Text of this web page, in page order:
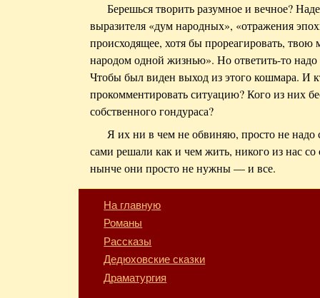
Берешься творить разумное и вечное?
выразителя «дум народных», «отражения
происходящее, хотя бы прореагировать,
народом одной жизнью». Но ответить-то
Чтобы был виден выход из этого кошмара. И
прокомментировать ситуацию? Кого из них
собственного гондураса?
Я их ни в чем не обвиняю, просто не
сами решали как и чем жить, никого из нас
нынче они просто не нужны — и все.
На главную
Романы
Рассказы
Дедюховские сказки
Драматургия